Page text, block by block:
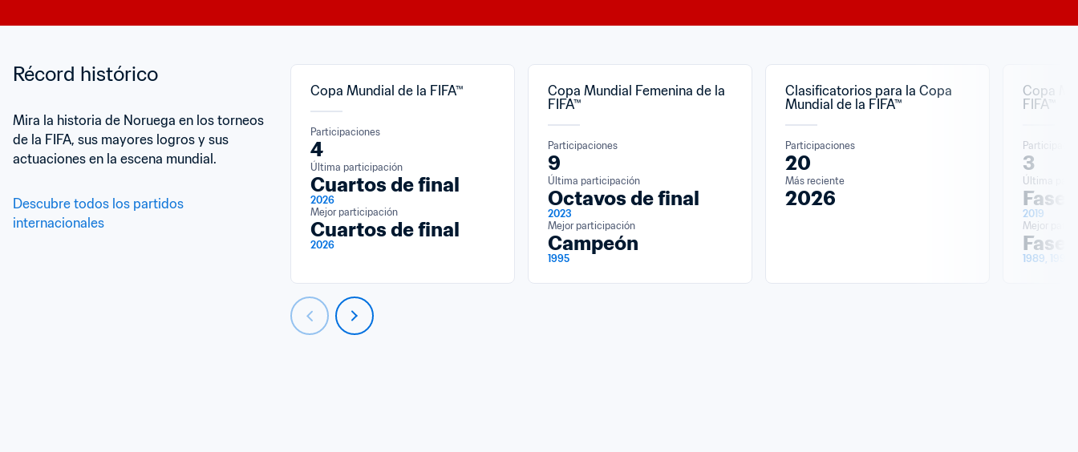
Récord histórico
Mira la historia de Noruega en los torneos
de la FIFA, sus mayores logros y sus
actuaciones en la escena mundial.
Descubre todos los partidos
internacionales
Copa Mundial de la FIFA™
Participaciones
4
Última participación
Cuartos de final
2026
Mejor participación
Cuartos de final
2026
Copa Mundial Femenina de la
FIFA™
Participaciones
9
Última participación
Octavos de final
2023
Mejor participación
Campeón
1995
Clasificatorios para la Copa
Mundial de la FIFA™
Participaciones
20
Más reciente
2026
Copa
FIFA™
3
Última
Fase
2019
Mejor
Fase
1989, 1993,